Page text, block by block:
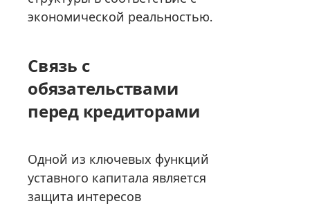
экономической реальностью.
Связь с
обязательствами
перед кредиторами
Одной из ключевых функций
уставного капитала является
защита интересов